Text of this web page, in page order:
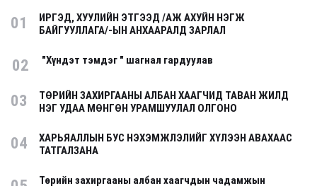
01
ИРГЭД, ХУУЛИЙН ЭТГЭЭД /АЖ АХУЙН НЭГЖ
БАЙГУУЛЛАГА/-ЫН АНХААРАЛД ЗАРЛАЛ
02 "Хүндэт тэмдэг " шагнал гардуулав
03
ТӨРИЙН ЗАХИРГААНЫ АЛБАН ХААГЧИД ТАВАН ЖИЛД
НЭГ УДАА МӨНГӨН УРАМШУУЛАЛ ОЛГОНО
04
ХАРЬЯАЛЛЫН БУС НЭХЭМЖЛЭЛИЙГ ХҮЛЭЭН АВАХААС
ТАТГАЛЗАНА
Төрийн захиргааны албан хаагчдын чадамжын